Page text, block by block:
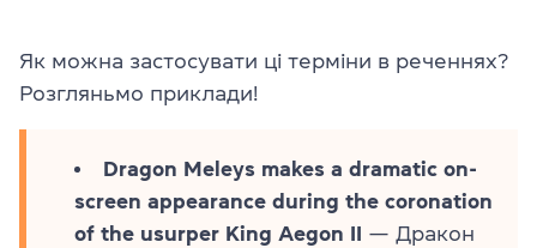
Як можна застосувати ці терміни в реченнях?
Розгляньмо приклади!
Dragon Meleys makes a dramatic on-
screen appearance during the coronation
of the usurper King Aegon II
— Дракон